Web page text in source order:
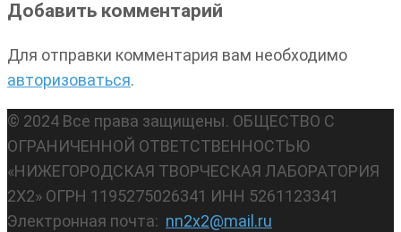
Добавить комментарий
Для отправки комментария вам необходимо
авторизоваться.
© 2024 Все права защищены. ОБЩЕСТВО С
ОГРАНИЧЕННОЙ ОТВЕТСТВЕННОСТЬЮ
«НИЖЕГОРОДСКАЯ ТВОРЧЕСКАЯ ЛАБОРАТОРИЯ
2Х2» ОГРН 1195275026341 ИНН 5261123341
Электронная почта: nn2x2@mail.ru